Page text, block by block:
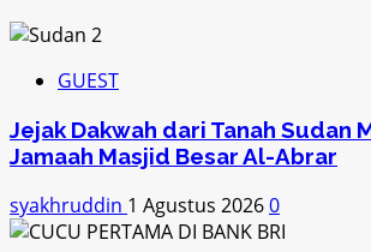
GUEST
Jejak Dakwah dari Tanah Sudan
Jamaah Masjid Besar Al-Abrar
syakhruddin 1 Agustus 20260